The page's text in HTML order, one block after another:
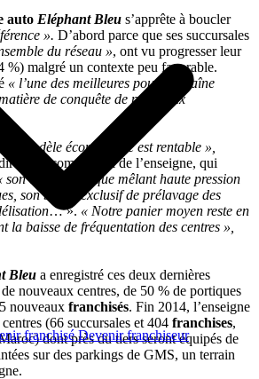
franchiséDevenir franchiseur
auto Eléphant Bleu s’apprête à boucler
». D’abord parce que ses succursales
du réseau », ont vu progresser leur
%) malgré un contexte peu favorable.
« l’une des meilleures pour la chaîne
de conquête de nouveaux
le modèle économique est rentable »,
commercial de l’enseigne, qui
son concept unique mêlant haute pression
son brevet exclusif de prélavage des
… ». « Notre panier moyen reste en
la baisse de fréquentation des centres »,
Bleu a enregistré ces deux dernières
nouveaux centres, de 50 % de portiques
nouveaux franchisés. Fin 2014, l’enseigne
(66 succursales et 404 franchises,
dont près du tiers seront équipés de
sur des parkings de GMS, un terrain